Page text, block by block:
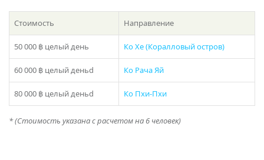
Стоимость Направление
50 000 ฿ целый день Ко Хе (Коралловый остров)
60 000 ฿ целый деньd Ко Рача Яй
80 000 ฿ целый деньd Ко Пхи-Пхи
* (Стоимость указана с расчетом на 6 человек)